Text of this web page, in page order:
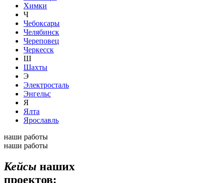
Химки
Ч
Чебоксары
Челябинск
Череповец
Черкесск
Ш
Шахты
Э
Электросталь
Энгельс
Я
Ялта
Ярославль
наши работы
наши работы
Кейсы наших
проектов: